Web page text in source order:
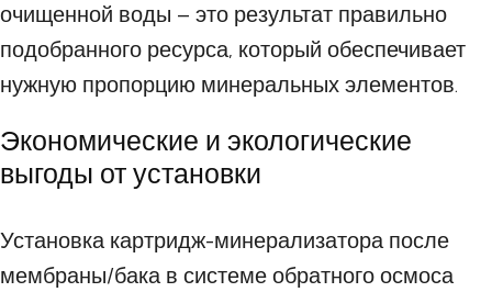
очищенной воды – это результат правильно
подобранного ресурса, который обеспечивает
нужную пропорцию минеральных элементов.
Экономические и экологические
выгоды от установки
Установка картридж-минерализатора после
мембраны/бака в системе обратного осмоса